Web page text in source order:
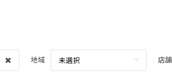
地域 未選択 店舗